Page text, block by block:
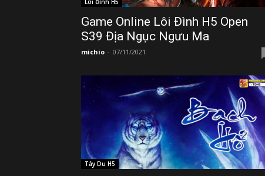
Lôi Đình H5
Game Online Lôi Đình H5 Open
S39 Địa Ngục Ngưu Ma
michio - 07/11/2021
Tây Du H5